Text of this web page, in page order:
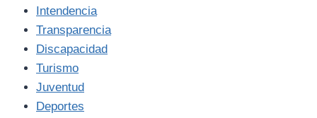
Intendencia
Transparencia
Discapacidad
Turismo
Juventud
Deportes